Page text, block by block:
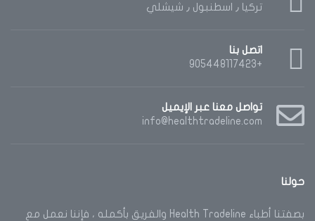
تركيا ٫ اسطنبول ٫ شيشلي
اتصل بنا
+905448117423
تواصل معنا عبر الإيميل
info@healthtradeline.com
حولنا
بصفتنا أطباء Health Tradeline والفريق بأكمله ، فإننا نعمل مع